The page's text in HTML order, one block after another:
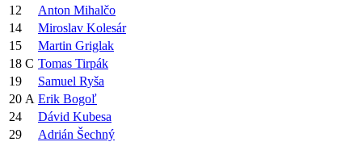
12
Anton Mihalčo
14
Miroslav Kolesár
15
Martin Griglak
18 C Tomas Tirpák
19
Samuel Ryša
20 A Erik Bogoľ
24
Dávid Kubesa
29
Adrián Šechný